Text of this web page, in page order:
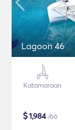
Lagoon 46
Katamaraan
$1,984/öö